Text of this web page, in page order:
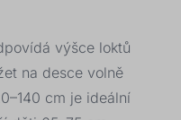
výšce loktů
na desce volně
cm je ideální